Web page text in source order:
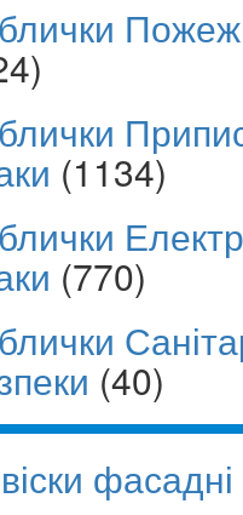
(1134)
(770)
(40)
фасадні